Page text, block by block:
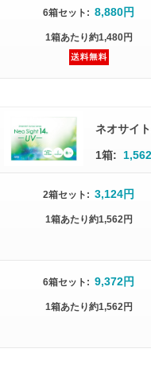
6箱セット : 8,880円
1箱あたり約1,480円
ネオサイ
1箱:
2箱セット : 3,124円
1箱あたり約1,562円
6箱セット : 9,372円
1箱あたり約1,562円